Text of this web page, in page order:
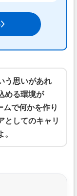
う思いがあれ
める環境が
ムで何かを作り
としてのキャリ